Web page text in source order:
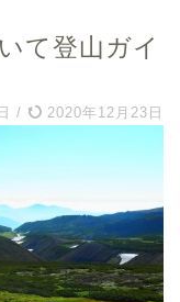
て登山ガイ
/ 2020年12月23日